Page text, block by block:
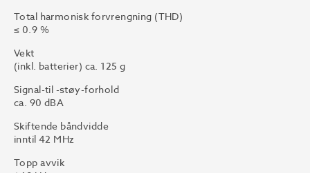
Total harmonisk forvrengning (THD)
≤ 0.9 %
Vekt
(inkl. batterier) ca. 125 g
Signal-til -støy-forhold
ca. 90 dBA
Skiftende båndvidde
inntil 42 MHz
Topp avvik